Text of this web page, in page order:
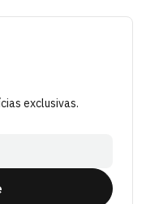
exclusivas.